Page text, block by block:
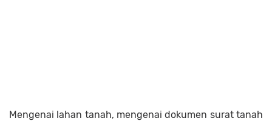
Mengenai lahan tanah, mengenai dokumen surat tanah